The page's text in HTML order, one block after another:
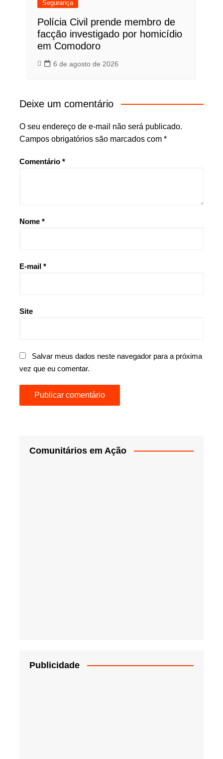
Segurança
Polícia Civil prende membro de
facção investigado por homicídio
em Comodoro
6 de agosto de 2026
Deixe um comentário
O seu endereço de e-mail não será publicado.
Campos obrigatórios são marcados com *
Comentário *
Nome *
E-mail *
Site
Salvar meus dados neste navegador para a próxima
vez que eu comentar.
Comunitários em Ação
Publicidade